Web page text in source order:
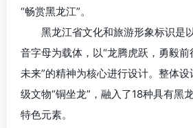
“畅赏黑龙江”。
黑龙江省文化和旅游形象标识是以
音字母为载体，以“龙腾虎跃，勇毅前
未来”的精神为核心进行设计。整体
级文物“铜坐龙”，融入了18种具有黑
特色元素。